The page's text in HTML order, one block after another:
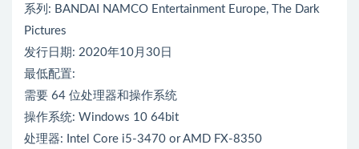
系列: BANDAI NAMCO Entertainment Europe, The Dark
Pictures
发行日期: 2020年10月30日
最低配置:
需要 64 位处理器和操作系统
操作系统: Windows 10 64bit
处理器: Intel Core i5-3470 or AMD FX-8350